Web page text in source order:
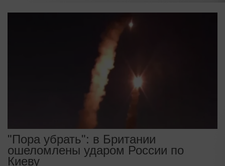
"Пора убрать": в Британии
ошеломлены ударом России по
Киеву